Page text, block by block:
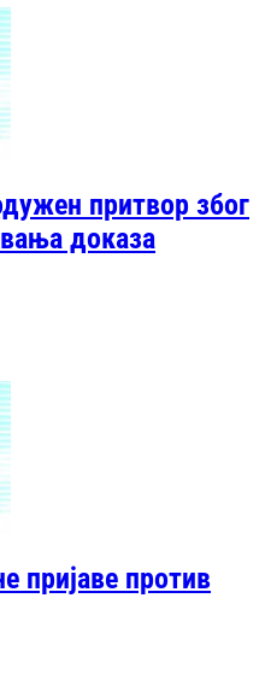
притвор због
доказа
пријаве против